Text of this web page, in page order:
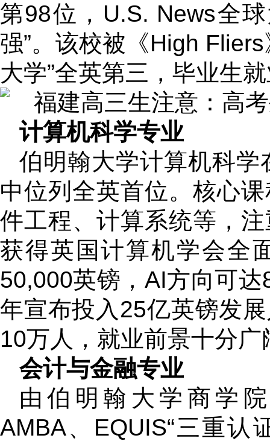
第98位，U.S. News全
强”。该校被《High
大学”全英第三，毕业生
计算机科学专业
伯明翰大学计算机科
中位列全英首位。核心
件工程、计算系统等，
获得英国计算机学会全
50,000英镑，AI方向可
年宣布投入25亿英镑发
10万人，就业前景十分广
会计与金融专业
由伯明翰大学商学
AMBA、EQUIS“三重认